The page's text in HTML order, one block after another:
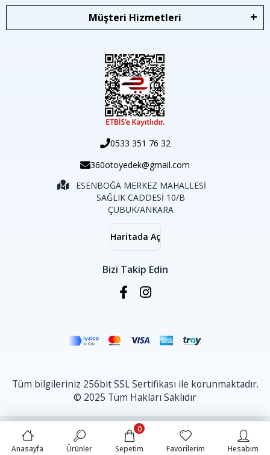
Müşteri Hizmetleri
0533 351 76 32
360otoyedek@gmail.com
ESENBOĞA MERKEZ MAHALLESİ
SAĞLIK CADDESİ 10/B
ÇUBUK/ANKARA
Haritada Aç
Bizi Takip Edin
Tüm bilgileriniz 256bit SSL Sertifikası ile korunmaktadır.
© 2025 Tüm Hakları Saklıdır
Anasayfa Ürünler Sepetim
0
Favorilerim
Hesabım